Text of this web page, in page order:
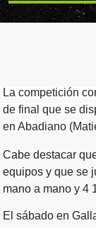
La competición
de final que se
en Abadiano
Cabe destacar
equipos y que se
mano a mano y 4
El sábado en